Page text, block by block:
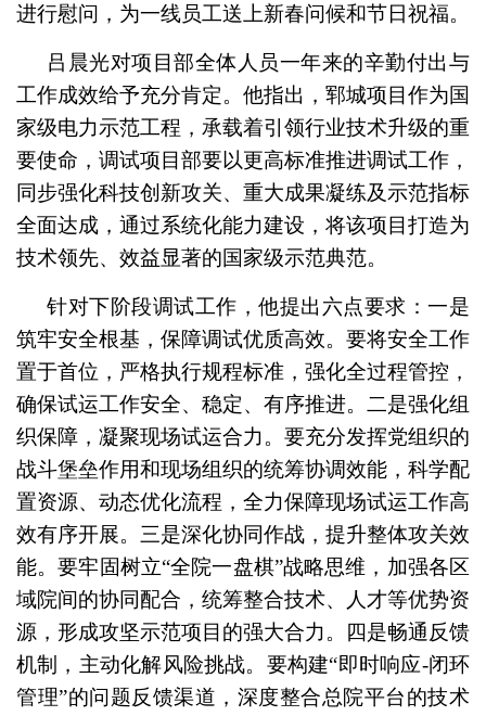
进行慰问，为一线员工送上新春问候和节日祝福。
吕晨光对项目部全体人员一年来的辛勤付出与
工作成效给予充分肯定。他指出，郓城项目作为国
家级电力示范工程，承载着引领行业技术升级的重
要使命，调试项目部要以更高标准推进调试工作，
同步强化科技创新攻关、重大成果凝练及示范指标
全面达成，通过系统化能力建设，将该项目打造为
技术领先、效益显著的国家级示范典范。
针对下阶段调试工作，他提出六点要求：一是
筑牢安全根基，保障调试优质高效。要将安全工作
置于首位，严格执行规程标准，强化全过程管控，
确保试运工作安全、稳定、有序推进。二是强化组
织保障，凝聚现场试运合力。要充分发挥党组织的
战斗堡垒作用和现场组织的统筹协调效能，科学配
置资源、动态优化流程，全力保障现场试运工作高
效有序开展。三是深化协同作战，提升整体攻关效
能。要牢固树立“全院一盘棋”战略思维，加强各区
域院间的协同配合，统筹整合技术、人才等优势资
源，形成攻坚示范项目的强大合力。四是畅通反馈
机制，主动化解风险挑战。要构建“即时响应-闭环
管理”的问题反馈渠道，深度整合总院平台的技术